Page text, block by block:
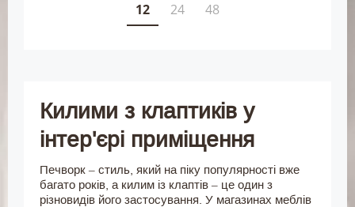
12 24 48
Килими з клаптиків у
інтер'єрі приміщення
Печворк – стиль, який на піку популярності вже
багато років, а килим із клаптів – це один з
різновидів його застосування. У магазинах меблів